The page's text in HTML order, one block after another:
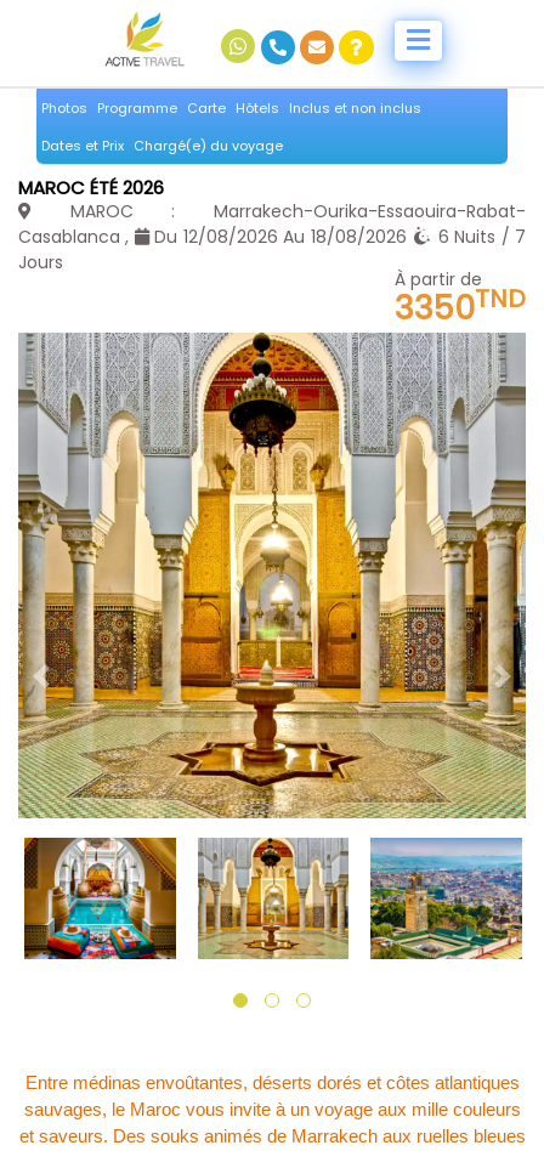
Photos Programme Carte Hôtels
Inclus et non inclus
Dates et Prix Chargé(e) du voyage
MAROC ÉTÉ 2026
MAROC : Marrakech-Ourika-Essaouira-Rabat-
Casablanca ,
Du 12/08/2026 Au 18/08/2026
6 Nuits / 7
Jours
À partir de
3350TND
Previous Next
Entre médinas envoûtantes, déserts dorés et côtes atlantiques
sauvages, le Maroc vous invite à un voyage aux mille couleurs
et saveurs. Des souks animés de Marrakech aux ruelles bleues